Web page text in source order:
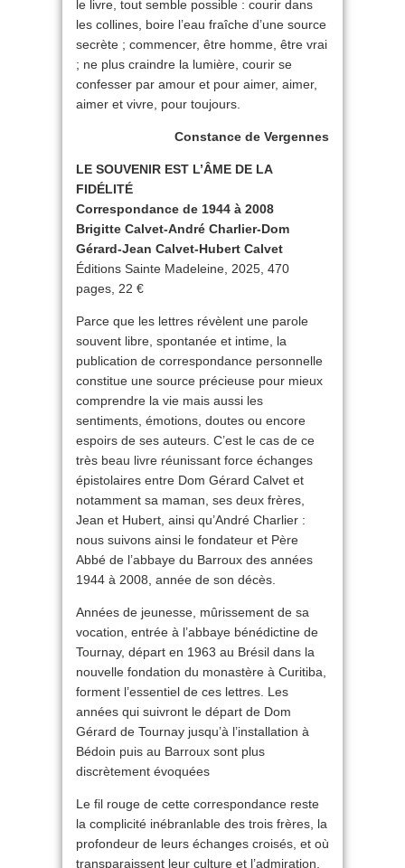
le livre, tout semble possible : courir dans
les collines, boire l’eau fraîche d’une source
secrète ; commencer, être homme, être vrai
; ne plus craindre la lumière, courir se
confesser par amour et pour aimer, aimer,
aimer et vivre, pour toujours.
Constance de Vergennes
LE SOUVENIR EST L’ÂME DE LA
FIDÉLITÉ
Correspondance de 1944 à 2008
Brigitte Calvet-André Charlier-Dom
Gérard-Jean Calvet-Hubert Calvet
Éditions Sainte Madeleine, 2025, 470
pages, 22 €
Parce que les lettres révèlent une parole
souvent libre, spontanée et intime, la
publication de correspondance personnelle
constitue une source précieuse pour mieux
comprendre la vie mais aussi les
sentiments, émotions, doutes ou encore
espoirs de ses auteurs. C’est le cas de ce
très beau livre réunissant force échanges
épistolaires entre Dom Gérard Calvet et
notamment sa maman, ses deux frères,
Jean et Hubert, ainsi qu’André Charlier :
nous suivons ainsi le fondateur et Père
Abbé de l’abbaye du Barroux des années
1944 à 2008, année de son décès.
Années de jeunesse, mûrissement de sa
vocation, entrée à l’abbaye bénédictine de
Tournay, départ en 1963 au Brésil dans la
nouvelle fondation du monastère à Curitiba,
forment l’essentiel de ces lettres. Les
années qui suivront le départ de Dom
Gérard de Tournay jusqu’à l’installation à
Bédoin puis au Barroux sont plus
discrètement évoquées
Le fil rouge de cette correspondance reste
la complicité inébranlable des trois frères, la
profondeur de leurs échanges croisés, et où
transparaissent leur culture et l’admiration,